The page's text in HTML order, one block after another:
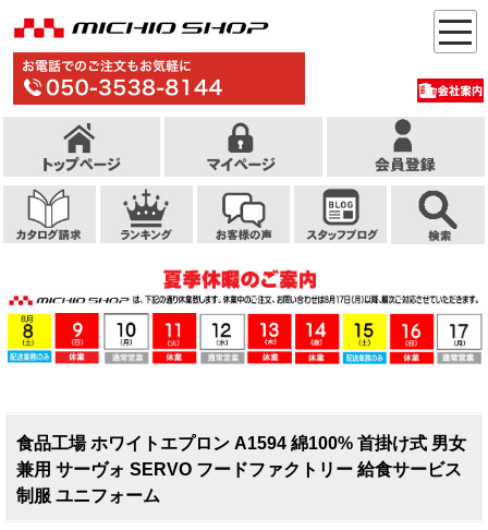
食品工場 ホワイトエプロン A1594 綿100% 首掛け式 男女
兼用 サーヴォ SERVO フードファクトリー 給食サービス
制服 ユニフォーム